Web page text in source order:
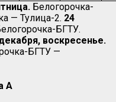
Белогорочка-
— Тулица-2. 24
БГТУ.
воскресенье.
БГТУ —
А